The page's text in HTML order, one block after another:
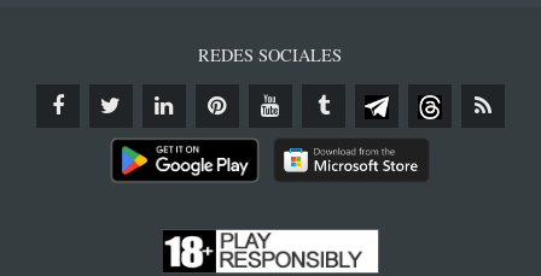
REDES SOCIALES